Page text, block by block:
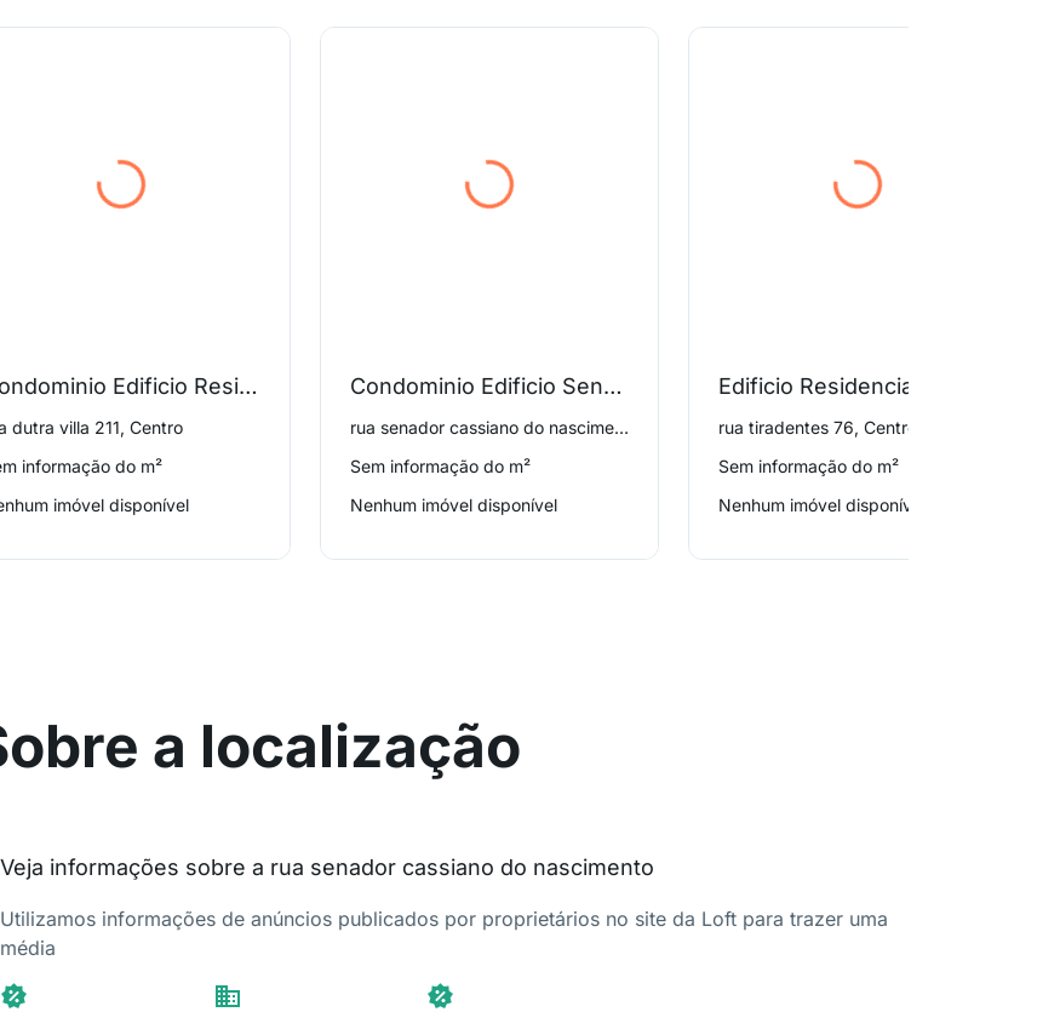
Condominio Edificio Residencial Dalbergia
dutra villa 211, Centro
informação do m²
imóvel disponível
Condominio Edificio Senador Cassiano
rua senador cassiano do nascimento 65, Centro
Sem informação do m²
Nenhum imóvel disponível
rua tiradentes 76, Centro
Sem informação do m²
Nenhum imóvel disponível
a localização
Veja informações sobre a rua senador cassiano do nascimento
Utilizamos informações de anúncios publicados por proprietários no site da Loft para trazer uma
média